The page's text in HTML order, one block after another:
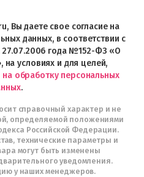
Telegram
Вы даете свое согласие на
данных, в соответствии с
года №152-ФЗ «О
на условиях и для целей,
на обработку персональных
.
справочный характер и не
определяемой положениями
Российской Федерации.
технические параметры и
могут быть изменены
уведомления.
у наших менеджеров.